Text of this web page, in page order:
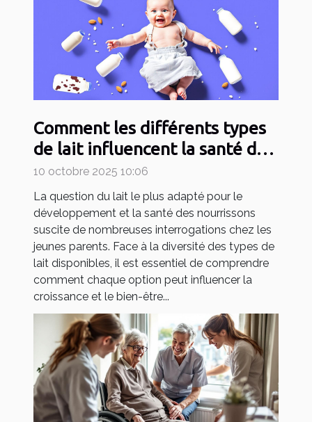
Comment les différents types
de lait influencent la santé de
votre bébé ?
10 octobre 2025 10:06
La question du lait le plus adapté pour le
développement et la santé des nourrissons
suscite de nombreuses interrogations chez les
jeunes parents. Face à la diversité des types de
lait disponibles, il est essentiel de comprendre
comment chaque option peut influencer la
croissance et le bien-être...